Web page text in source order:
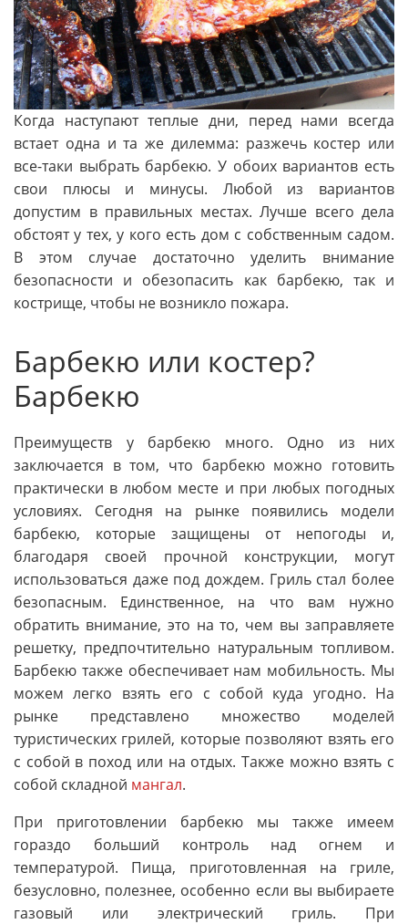
Когда наступают теплые дни, перед нами всегда
встает одна и та же дилемма: разжечь костер или
все-таки выбрать барбекю. У обоих вариантов есть
свои плюсы и минусы. Любой из вариантов
допустим в правильных местах. Лучше всего дела
обстоят у тех, у кого есть дом с собственным садом.
В этом случае достаточно уделить внимание
безопасности и обезопасить как барбекю, так и
кострище, чтобы не возникло пожара.
Барбекю или костер?
Барбекю
Преимуществ у барбекю много. Одно из них
заключается в том, что барбекю можно готовить
практически в любом месте и при любых погодных
условиях. Сегодня на рынке появились модели
барбекю, которые защищены от непогоды и,
благодаря своей прочной конструкции, могут
использоваться даже под дождем. Гриль стал более
безопасным. Единственное, на что вам нужно
обратить внимание, это на то, чем вы заправляете
решетку, предпочтительно натуральным топливом.
Барбекю также обеспечивает нам мобильность. Мы
можем легко взять его с собой куда угодно. На
рынке представлено множество моделей
туристических грилей, которые позволяют взять его
с собой в поход или на отдых. Также можно взять с
собой складной мангал.
При приготовлении барбекю мы также имеем
гораздо больший контроль над огнем и
температурой. Пища, приготовленная на гриле,
безусловно, полезнее, особенно если вы выбираете
газовый или электрический гриль. При